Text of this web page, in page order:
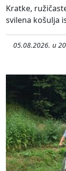
Kratke,
svilena košulja
05.08.2026. u